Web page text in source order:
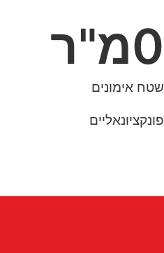
שטח אימונים
פונקציונאליים
0מ"ר